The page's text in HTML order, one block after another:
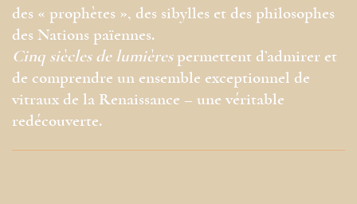
des « prophètes », des sibylles et des philosophes
des Nations païennes.
Cinq siècles de lumièrespermettent d’admirer et
de comprendre un ensemble exceptionnel de
vitraux de la Renaissance – une véritable
redécouverte.